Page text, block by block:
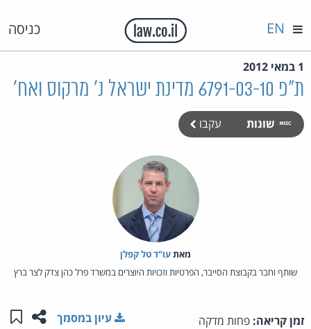
כניסה EN
1 במאי 2012
ת"פ 6791-03-10 מדינת ישראל נ' מרקוס ואח'
שונות עקבו
מאת‏עו"ד טל קפלן
שותף וחבר בקבוצת הסייבר, הפרטיות וזכויות היוצרים במשרד פרל כהן צדק לצר ברץ
זמן קריאה: פחות מדקה שתפו
עיון במסמך